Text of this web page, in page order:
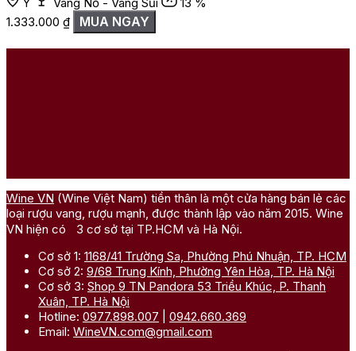
Ý Vang Nổ - Vang Sủi
13 %
1.333.000 ₫ MUA NGAY
Wine VN (Wine Việt Nam) tiền thân là một cửa hàng bán lẻ các
loại rượu vang, rượu mạnh, được thành lập vào năm 2015. Wine
VN hiện có 3 cơ sở tại TP.HCM và Hà Nội.
Cơ sở 1: 1168/41 Trường Sa, Phường Phú Nhuận, TP. HCM
Cơ sở 2: 9/68 Trung Kính, Phường Yên Hòa, TP. Hà Nội
Cơ sở 3: Shop 9 TN Pandora 53 Triều Khúc, P. Thanh
Xuân, TP. Hà Nội
Hotline: 0977.898.007
0942.660.369
Email: WineVN.com@gmail.com